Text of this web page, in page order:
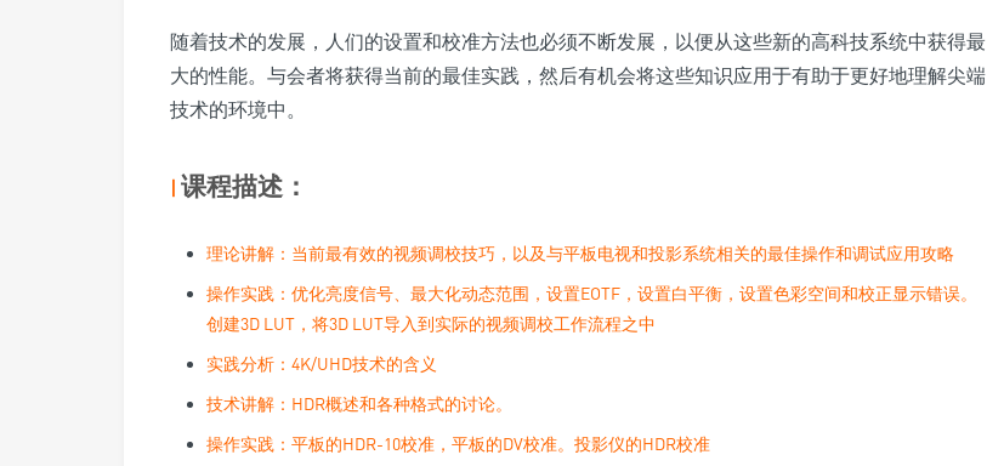
随着技术的发展，人们的设置和校准方法也必须不断发展，以便从这些新的高科技系统中获得最
大的性能。与会者将获得当前的最佳实践，然后有机会将这些知识应用于有助于更好地理解尖端
技术的环境中。
课程描述：
理论讲解：当前最有效的视频调校技巧，以及与平板电视和投影系统相关的最佳操作和调试应用攻略
操作实践：优化亮度信号、最大化动态范围，设置EOTF，设置白平衡，设置色彩空间和校正显示错误。
创建3D LUT，将3D LUT导入到实际的视频调校工作流程之中
实践分析：4K/UHD技术的含义
技术讲解：HDR概述和各种格式的讨论。
操作实践：平板的HDR-10校准，平板的DV校准。投影仪的HDR校准